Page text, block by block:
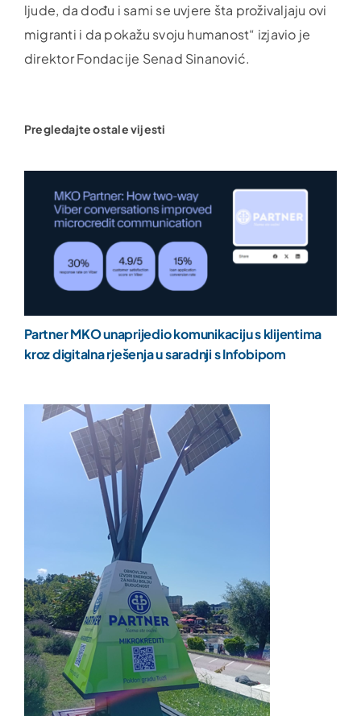
ljude, da dođu i sami se uvjere šta proživaljaju ovi
migranti i da pokažu svoju humanost“ izjavio je
direktor Fondacije Senad Sinanović.
Pregledajte ostale vijesti
Partner MKO unaprijedio komunikaciju s klijentima
kroz digitalna rješenja u saradnji s Infobipom